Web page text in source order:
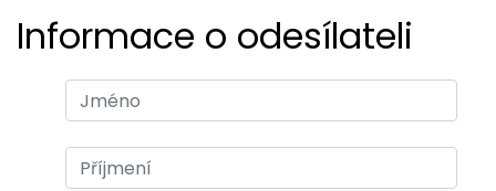
Informace o odesílateli